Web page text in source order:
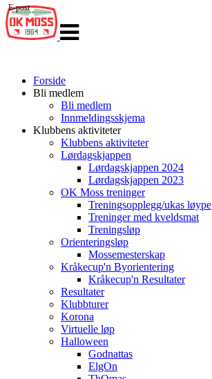
navigasjon
Forside
Bli medlem
Bli medlem
Innmeldingsskjema
Klubbens aktiviteter
Klubbens aktiviteter
Lørdagskjappen
Lørdagskjappen 2024
Lørdagskjappen 2023
OK Moss treninger
Treningsopplegg/ukas løype
Treninger med kveldsmat
Treningsløp
Orienteringsløp
Mossemesterskap
Kråkecup'n Byorientering
Kråkecup'n Resultater
Resultater
Klubbturer
Korona
Virtuelle løp
Halloween
Godnattas
ElgOn
E-post